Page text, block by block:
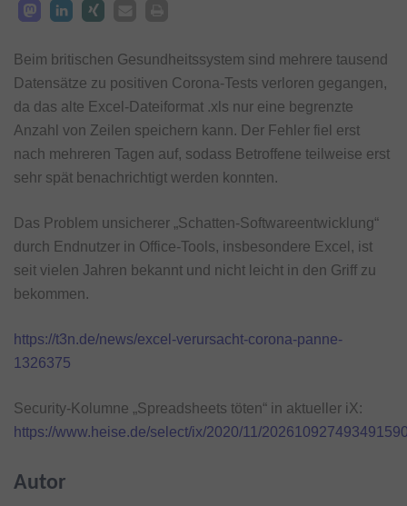
Beim britischen Gesundheitssystem sind mehrere tausend
Datensätze zu positiven Corona-Tests verloren gegangen,
da das alte Excel-Dateiformat .xls nur eine begrenzte
Anzahl von Zeilen speichern kann. Der Fehler fiel erst
nach mehreren Tagen auf, sodass Betroffene teilweise erst
sehr spät benachrichtigt werden konnten.
Das Problem unsicherer „Schatten-Softwareentwicklung“
durch Endnutzer in Office-Tools, insbesondere Excel, ist
seit vielen Jahren bekannt und nicht leicht in den Griff zu
bekommen.
https://t3n.de/news/excel-verursacht-corona-panne-
1326375
Security-Kolumne „Spreadsheets töten“ in aktueller iX:
https://www.heise.de/select/ix/2020/11/
Autor